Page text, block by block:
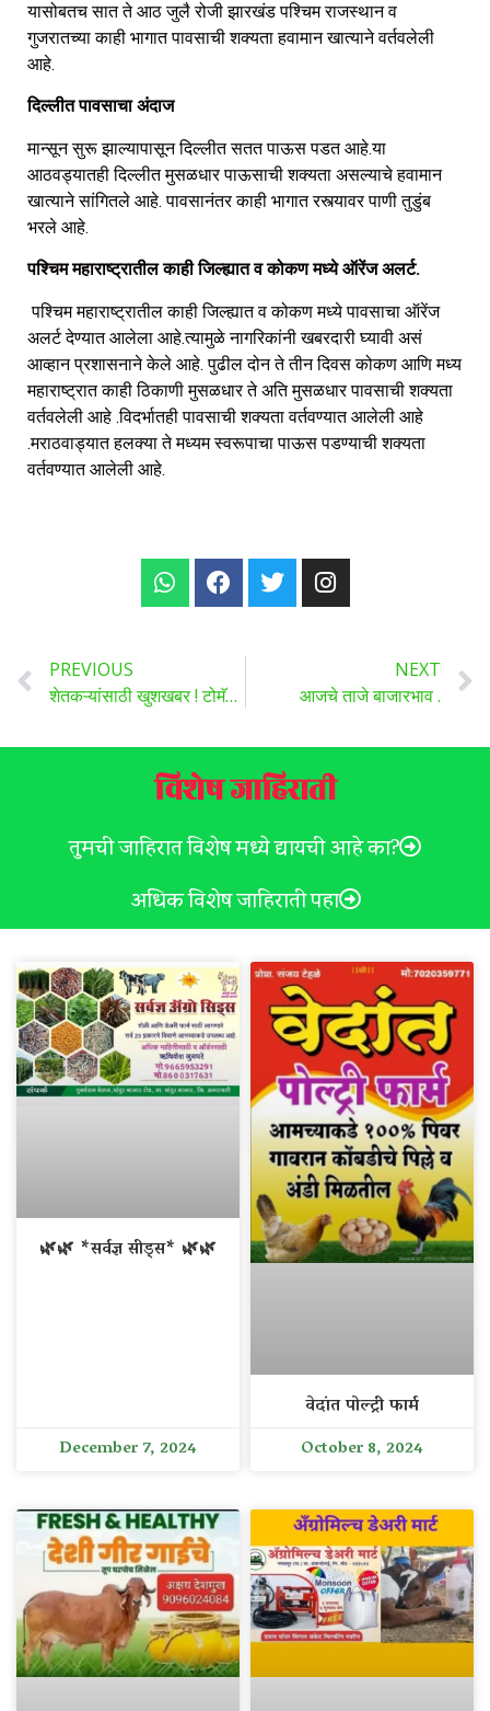
यासोबतच सात ते आठ जुलै रोजी झारखंड पश्चिम राजस्थान व
गुजरातच्या काही भागात पावसाची शक्यता हवामान खात्याने वर्तवलेली
आहे.
दिल्लीत पावसाचा अंदाज
मान्सून सुरू झाल्यापासून दिल्लीत सतत पाऊस पडत आहे.या
आठवड्यातही दिल्लीत मुसळधार पाऊसाची शक्यता असल्याचे हवामान
खात्याने सांगितले आहे. पावसानंतर काही भागात रस्त्यावर पाणी तुडुंब
भरले आहे.
पश्चिम महाराष्ट्रातील काही जिल्ह्यात व कोकण मध्ये ऑरेंज अलर्ट.
पश्चिम महाराष्ट्रातील काही जिल्ह्यात व कोकण मध्ये पावसाचा ऑरेंज
अलर्ट देण्यात आलेला आहे.त्यामुळे नागरिकांनी खबरदारी घ्यावी असं
आव्हान प्रशासनाने केले आहे. पुढील दोन ते तीन दिवस कोकण आणि मध्य
महाराष्ट्रात काही ठिकाणी मुसळधार ते अति मुसळधार पावसाची शक्यता
वर्तवलेली आहे .विदर्भातही पावसाची शक्यता वर्तवण्यात आलेली आहे
.मराठवाड्यात हलक्या ते मध्यम स्वरूपाचा पाऊस पडण्याची शक्यता
वर्तवण्यात आलेली आहे.
PREVIOUS
शेतकऱ्यांसाठी खुशखबर ! टोमॅटोने तर रेकॉर्डच मोडले, मुंबईमध्ये एका किलोसाठी द्यावे लागतात तब्बल एवढे रुपये…
NEXT
आजचे ताजे बाजारभाव .
विशेष जाहिराती
तुमची जाहिरात विशेष मध्ये द्यायची आहे का?
अधिक विशेष जाहिराती पहा
🌿🌿 *सर्वज्ञ सीड्स* 🌿🌿
December 7, 2024
वेदांत पोल्ट्री फार्म
October 8, 2024